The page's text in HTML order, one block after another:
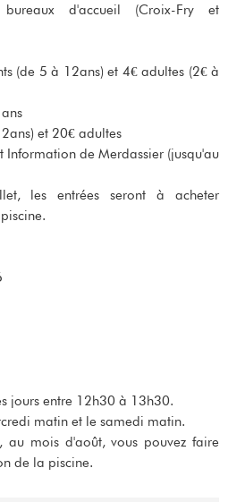
d'accueil (Croix-Fry et
(de 5 à 12ans) et 4€ adultes (2€ à
et 20€ adultes
Information de Merdassier (jusqu'au
les entrées seront à acheter
jours entre 12h30 à 13h30.
matin et le samedi matin.
au mois d'août, vous pouvez faire
de la piscine.